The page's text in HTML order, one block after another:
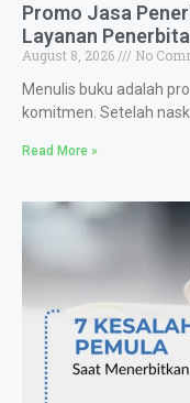
Promo Jasa
Layanan
August 8, 2026
No
Menulis buku adalah
komitmen. Setelah
Read More »